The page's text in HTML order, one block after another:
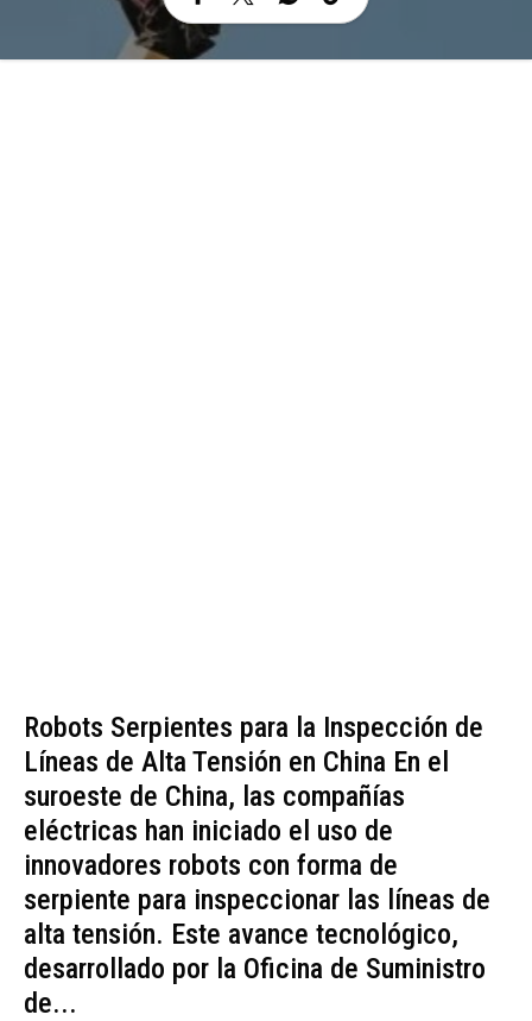
Robots Serpientes para la Inspección de
Líneas de Alta Tensión en China En el
suroeste de China, las compañías
eléctricas han iniciado el uso de
innovadores robots con forma de
serpiente para inspeccionar las líneas de
alta tensión. Este avance tecnológico,
desarrollado por la Oficina de Suministro
de...